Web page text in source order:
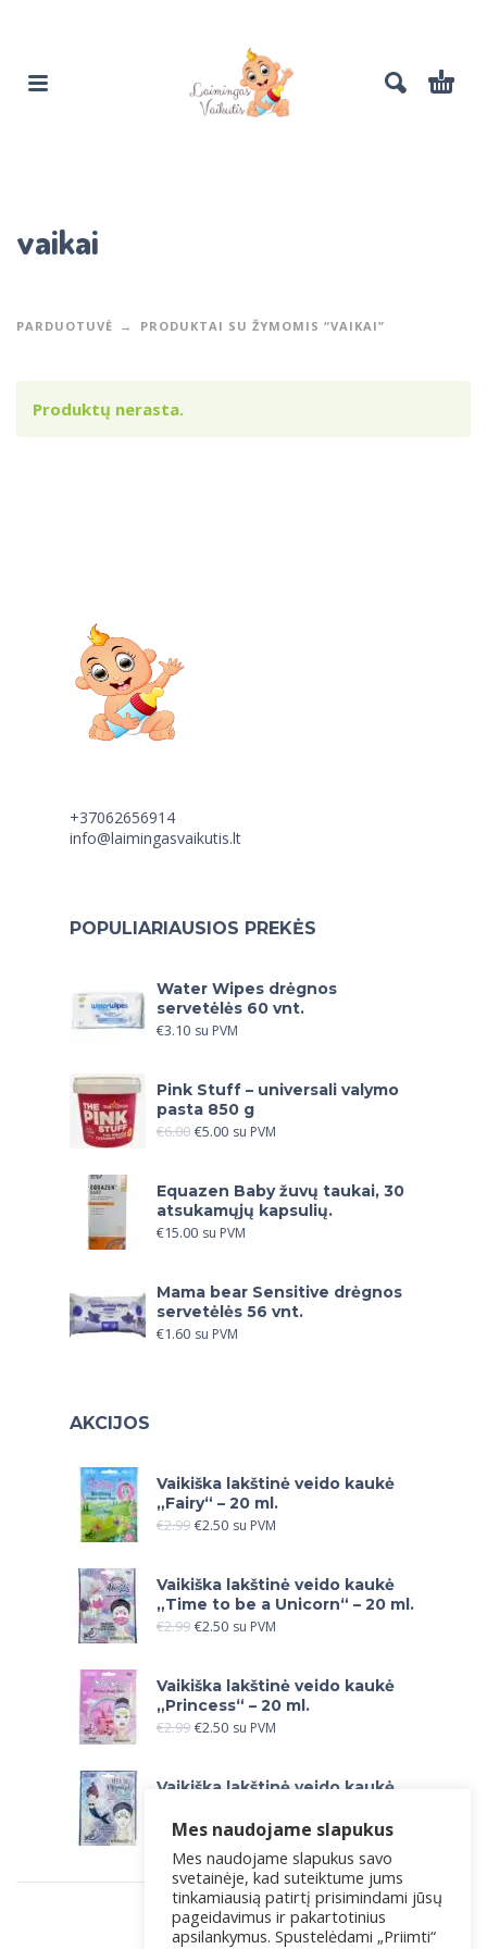
vaikai
PARDUOTUVĖ PRODUKTAI SU ŽYMOMIS “VAIKAI”
Produktų nerasta.
+37062656914
info@laimingasvaikutis.lt
POPULIARIAUSIOS PREKĖS
Water Wipes drėgnos
servetėlės 60 vnt.
€3.10 su PVM
Pink Stuff – universali valymo
pasta 850 g
€6.00 €5.00 su PVM
Equazen Baby žuvų taukai, 30
atsukamųjų kapsulių.
€15.00 su PVM
Mama bear Sensitive drėgnos
servetėlės 56 vnt.
€1.60 su PVM
AKCIJOS
Vaikiška lakštinė veido kaukė
„Fairy“ – 20 ml.
€2.99 €2.50 su PVM
Vaikiška lakštinė veido kaukė
„Time to be a Unicorn“ – 20 ml.
€2.99 €2.50 su PVM
Vaikiška lakštinė veido kaukė
„Princess“ – 20 ml.
€2.99 €2.50 su PVM
Vaikiška lakštinė veido kaukė
2.99 €2.50 su PVM
Mes naudojame slapukus
Mes naudojame slapukus savo
svetainėje, kad suteiktume jums
tinkamiausią patirtį prisimindami jūsų
pageidavimus ir pakartotinius
apsilankymus. Spustelėdami „Priimti“